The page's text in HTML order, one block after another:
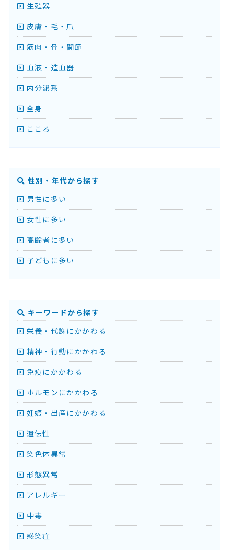
生殖器
皮膚・毛・爪
筋肉・骨・関節
血液・造血器
内分泌系
全身
こころ
性別・年代から探す
男性に多い
女性に多い
高齢者に多い
子どもに多い
キーワードから探す
栄養・代謝にかかわる
精神・行動にかかわる
免疫にかかわる
ホルモンにかかわる
妊娠・出産にかかわる
遺伝性
染色体異常
形態異常
アレルギー
中毒
感染症